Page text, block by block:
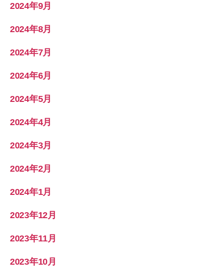
2024年9月
2024年8月
2024年7月
2024年6月
2024年5月
2024年4月
2024年3月
2024年2月
2024年1月
2023年12月
2023年11月
2023年10月